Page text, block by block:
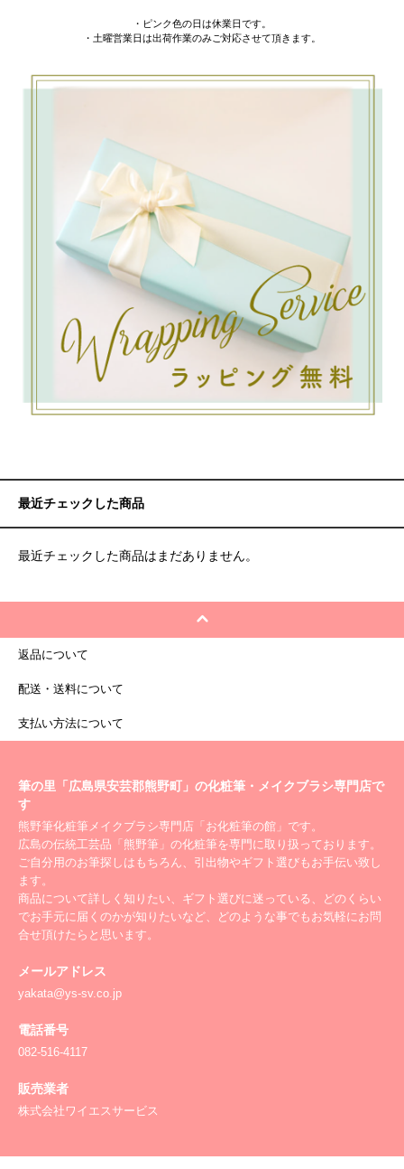
・ピンク色の日は休業日です。
・土曜営業日は出荷作業のみご対応させて頂きます。
最近チェックした商品
最近チェックした商品はまだありません。
返品について
配送・送料について
支払い方法について
筆の里「広島県安芸郡熊野町」の化粧筆・メイクブラシ専門店で
す
熊野筆化粧筆メイクブラシ専門店「お化粧筆の館」です。
広島の伝統工芸品「熊野筆」の化粧筆を専門に取り扱っております。
ご自分用のお筆探しはもちろん、引出物やギフト選びもお手伝い致し
ます。
商品について詳しく知りたい、ギフト選びに迷っている、どのくらい
でお手元に届くのかが知りたいなど、どのような事でもお気軽にお問
合せ頂けたらと思います。
メールアドレス
yakata@ys-sv.co.jp
電話番号
082-516-4117
販売業者
株式会社ワイエスサービス